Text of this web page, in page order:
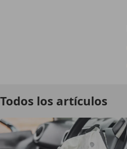
Todos los artículos